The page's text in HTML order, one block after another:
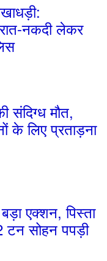
नकदी लेकर
संदिग्ध मौत,
के लिए प्रताड़ना
एक्शन, पिस्ता
टन सोहन पपड़ी